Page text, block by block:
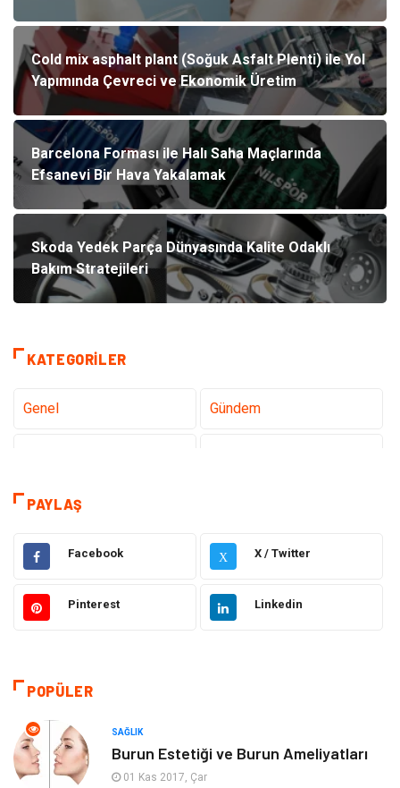
Cold mix asphalt plant (Soğuk Asfalt Plenti) ile Yol
Yapımında Çevreci ve Ekonomik Üretim
Barcelona Forması ile Halı Saha Maçlarında
Efsanevi Bir Hava Yakalamak
Skoda Yedek Parça Dünyasında Kalite Odaklı
Bakım Stratejileri
KATEGORILER
Genel Gündem
Sağlık
Gıda Alışveriş
Makine Eğitim Kurumları
Hukuk
Eğitim & Kariyer
Yapı İnşaat
PAYLAŞ
Facebook X X / Twitter
Pinterest Linkedin
POPÜLER
SAĞLIK
Burun Estetiği ve Burun Ameliyatları
01 Kas 2017, Çar